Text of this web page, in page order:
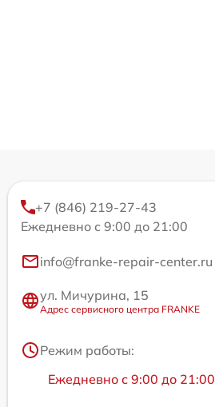
+7 (846) 219-27-43
Ежедневно с 9:00 до 21:00
info@franke-repair-center.ru
ул. Мичурина, 15
Адрес сервисного центра FRANKE
Режим работы:
Ежедневно с 9:00 до 21:00